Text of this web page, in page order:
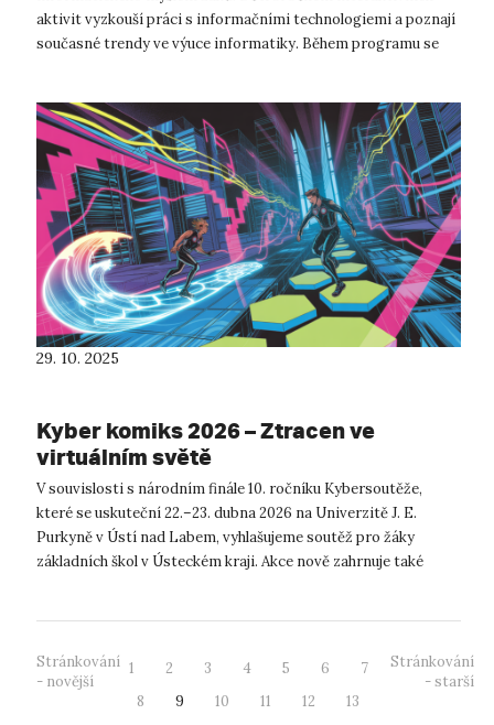
aktivit vyzkouší práci s informačními technologiemi a poznají
současné trendy ve výuce informatiky. Během programu se
29. 10. 2025
Kyber komiks 2026 – Ztracen ve
virtuálním světě
V souvislosti s národním finále 10. ročníku Kybersoutěže,
které se uskuteční 22.–23. dubna 2026 na Univerzitě J. E.
Purkyně v Ústí nad Labem, vyhlašujeme soutěž pro žáky
základních škol v Ústeckém kraji. Akce nově zahrnuje také
Stránkování
- novější
1 2 3 4 5 6
7
8
9 10 11 12
13
Stránkování
- starší